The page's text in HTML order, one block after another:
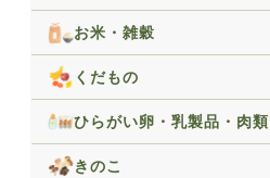
お米・雑穀
くだもの
ひらがい卵・乳製品・肉類
きのこ